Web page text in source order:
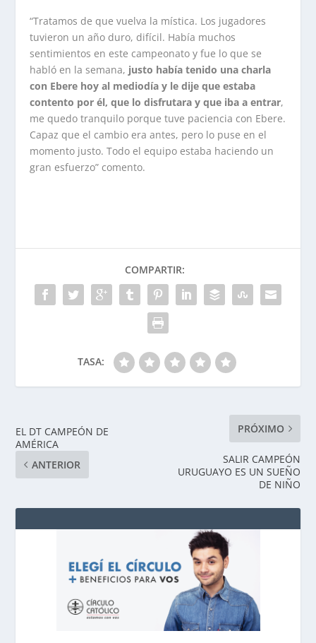
“Tratamos de que vuelva la mística. Los jugadores
tuvieron un año duro, difícil. Había muchos
sentimientos en este campeonato y fue lo que se
habló en la semana, justo había tenido una charla
con Ebere hoy al mediodía y le dije que estaba
contento por él, que lo disfrutara y que iba a entrar,
me quedo tranquilo porque tuve paciencia con Ebere.
Capaz que el cambio era antes, pero lo puse en el
momento justo. Todo el equipo estaba haciendo un
gran esfuerzo” comento.
COMPARTIR:
TASA:
EL DT CAMPEÓN DE
AMÉRICA
ANTERIOR
PRÓXIMO
SALIR CAMPEÓN
URUGUAYO ES UN SUEÑO
DE NIÑO